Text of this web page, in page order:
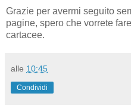
Grazie per avermi seguito
pagine, spero che vorrete
cartacee.
alle 10:45
Condividi